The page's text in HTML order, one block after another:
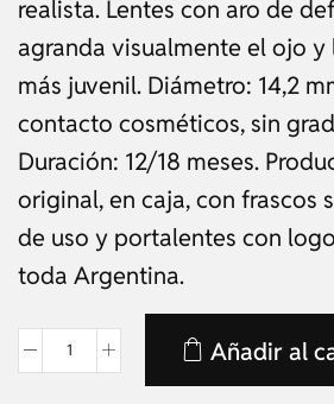
realista. Lentes con aro de
agranda visualmente el ojo y
más juvenil. Diámetro: 14,2
contacto cosméticos, sin
Duración: 12/18 meses.
original, en caja, con frascos
de uso y portalentes con
toda Argentina.
Añadir al